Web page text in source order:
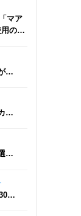
マア
の体
た
リ
選